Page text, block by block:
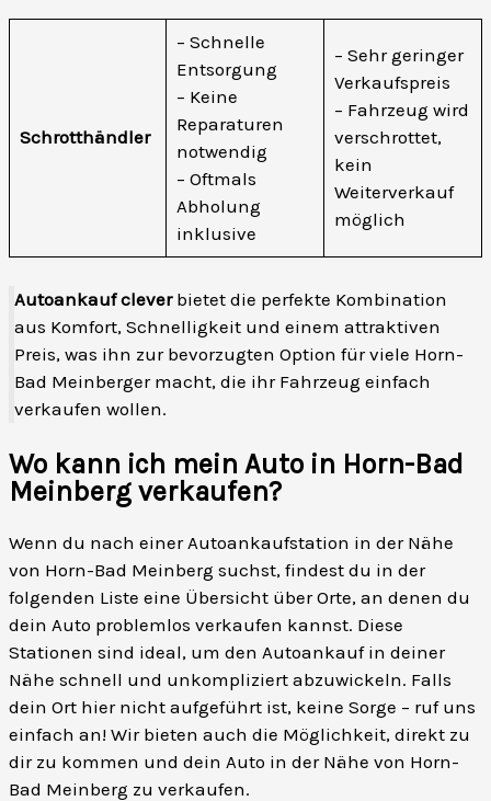
Schrotthändler
– Schnelle
Entsorgung
– Keine
Reparaturen
notwendig
– Oftmals
Abholung
inklusive
– Sehr geringer
Verkaufspreis
– Fahrzeug wird
verschrottet,
kein
Weiterverkauf
möglich
Autoankauf cleverbietet die perfekte Kombination
aus Komfort, Schnelligkeit und einem attraktiven
Preis, was ihn zur bevorzugten Option für viele Horn-
Bad Meinberger macht, die ihr Fahrzeug einfach
verkaufen wollen.
Wo kann ich mein Auto in Horn-Bad
Meinberg verkaufen?
Wenn du nach einer Autoankaufstation in der Nähe
von Horn-Bad Meinberg suchst, findest du in der
folgenden Liste eine Übersicht über Orte, an denen du
dein Auto problemlos verkaufen kannst. Diese
Stationen sind ideal, um den Autoankauf in deiner
Nähe schnell und unkompliziert abzuwickeln. Falls
dein Ort hier nicht aufgeführt ist, keine Sorge – ruf uns
einfach an! Wir bieten auch die Möglichkeit, direkt zu
dir zu kommen und dein Auto in der Nähe von Horn-
Bad Meinberg zu verkaufen.